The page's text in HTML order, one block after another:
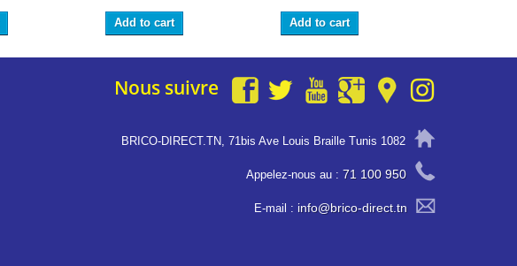
Add to cart Add to cart
Nous suivre
BRICO-DIRECT.TN, 71bis Ave Louis Braille Tunis 1082
Appelez-nous au : 71 100 950
E-mail : info@brico-direct.tn